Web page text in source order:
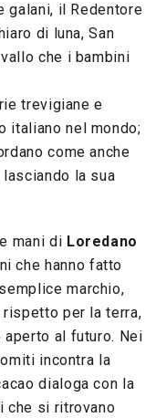
galani, il Redentore
di luna, San
che i bambini
trevigiane e
italiano nel mondo;
come anche
lasciando la sua
mani di Loredano
che hanno fatto
marchio,
rispetto per la terra,
al futuro. Nei
incontra la
dialoga con la
che si ritrovano